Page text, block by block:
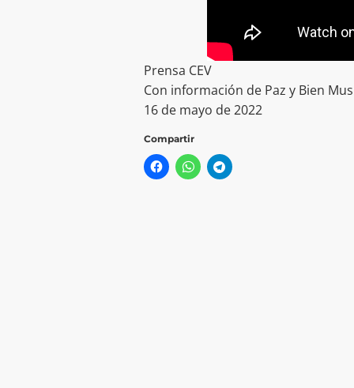
Prensa CEV
Con información de Paz y Bien
16 de mayo de 2022
Compartir